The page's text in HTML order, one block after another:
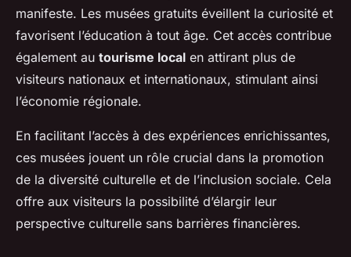
manifeste. Les musées gratuits éveillent la curiosité et
favorisent l’éducation à tout âge. Cet accès contribue
également au tourisme local en attirant plus de
visiteurs nationaux et internationaux, stimulant ainsi
l’économie régionale.
En facilitant l’accès à des expériences enrichissantes,
ces musées jouent un rôle crucial dans la promotion
de la diversité culturelle et de l’inclusion sociale. Cela
offre aux visiteurs la possibilité d’élargir leur
perspective culturelle sans barrières financières.